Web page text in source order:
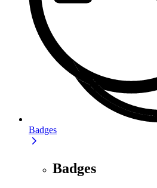
Badges
Badges